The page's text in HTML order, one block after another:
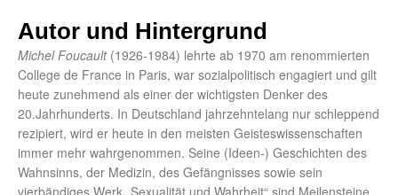
Autor und Hintergrund
Michel Foucault(1926-1984) lehrte ab 1970 am renommierten
College de France in Paris, war sozialpolitisch engagiert und gilt
heute zunehmend als einer der wichtigsten Denker des
20.Jahrhunderts. In Deutschland jahrzehntelang nur schleppend
rezipiert, wird er heute in den meisten Geisteswissenschaften
immer mehr wahrgenommen. Seine (Ideen-) Geschichten des
Wahnsinns, der Medizin, des Gefängnisses sowie sein